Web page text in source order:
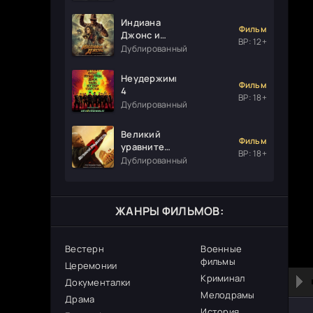
Индиана
Джонс и
колесо
Дублированный
Фильм
ВР: 12+
Неудержимые
4
Дублированный
Фильм
ВР: 18+
Великий
уравнитель
3
Дублированный
Фильм
ВР: 18+
ЖАНРЫ ФИЛЬМОВ:
Вестерн
Церемонии
Документалки
Драма
Военные
фильмы
Криминал
Мелодрамы